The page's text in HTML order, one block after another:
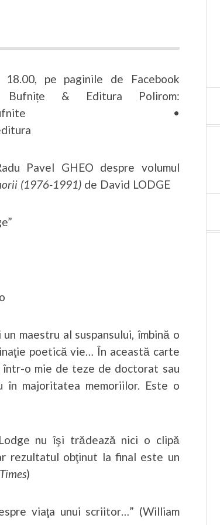
pe paginile de Facebook
& Editura Polirom:
ladouabufnite •
Pavel GHEO despre volumul
(1976-1991) de David LODGE
maestru al suspansului, îmbină o
poetică vie… În această carte
o mie de teze de doctorat sau
majoritatea memoriilor. Este o
nu îşi trădează nici o clipă
rezultatul obţinut la final este un
)
viaţa unui scriitor…” (William